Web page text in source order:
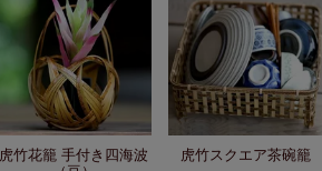
虎竹花籠 手付き四海波
虎竹スクエア茶碗籠